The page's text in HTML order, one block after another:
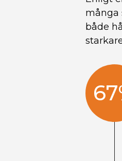
många
både